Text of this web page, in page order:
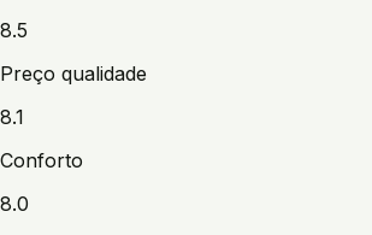
8.5
Preço qualidade
8.1
Conforto
8.0